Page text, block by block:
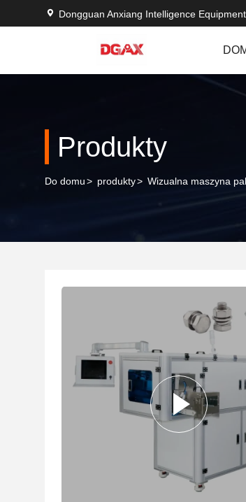
Dongguan Anxiang Intelligence
Produkty
Do domu> produkty> Wizualna maszyna